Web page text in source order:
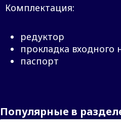
Комплектация:
редуктор
прокладка входного
паспорт
Популярные в